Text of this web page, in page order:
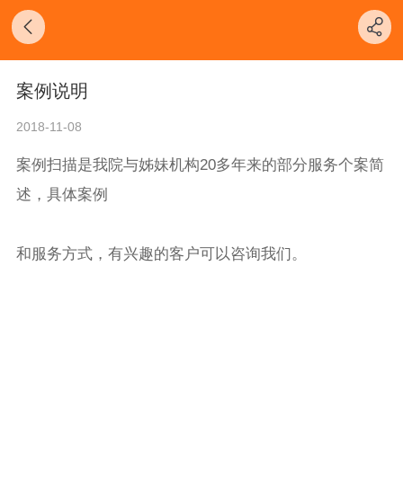
案例说明
2018-11-08
案例扫描是我院与姊妹机构20多年来的部分服务个案简
述，具体案例
和服务方式，有兴趣的客户可以咨询我们。